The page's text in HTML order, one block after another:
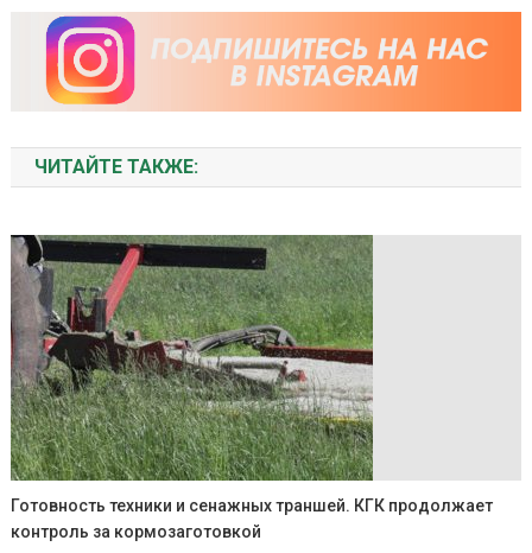
ЧИТАЙТЕ ТАКЖЕ:
Готовность техники и сенажных траншей. КГК продолжает
контроль за кормозаготовкой